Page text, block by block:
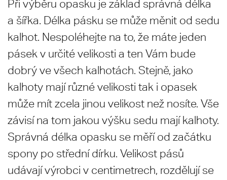
Při výběru opasku je základ správná délka
a šířka. Délka pásku se může měnit od sedu
kalhot. Nespoléhejte na to, že máte jeden
pásek v určité velikosti a ten Vám bude
dobrý ve všech kalhotách. Stejně, jako
kalhoty mají různé velikosti tak i opasek
může mít zcela jinou velikost než nosíte. Vše
závisí na tom jakou výšku sedu mají kalhoty.
Správná délka opasku se měří od začátku
spony po střední dírku. Velikost pásů
udávají výrobci v centimetrech, rozdělují se